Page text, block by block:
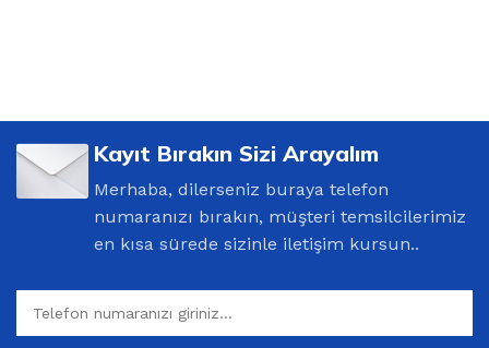
Kayıt Bırakın Sizi Arayalım
Merhaba, dilerseniz buraya telefon
numaranızı bırakın, müşteri temsilcilerimiz
en kısa sürede sizinle iletişim kursun..